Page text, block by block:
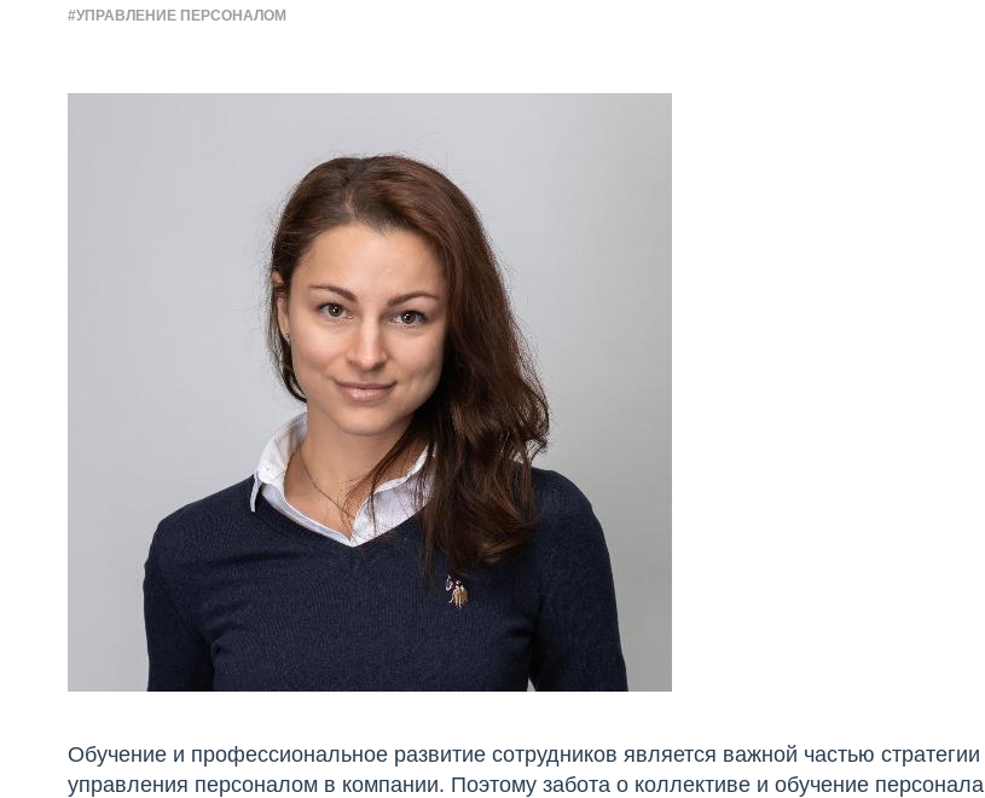
#УПРАВЛЕНИЕ ПЕРСОНАЛОМ
Обучение и профессиональное развитие сотрудников является важной частью стратегии
управления персоналом в компании. Поэтому забота о коллективе и обучение персонала